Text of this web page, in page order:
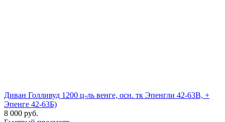
Диван Голливуд 1200 ц-ль венге, осн. тк Эпенгли 42-63В, +
Эпенге 42-63Б)
8 000 руб.